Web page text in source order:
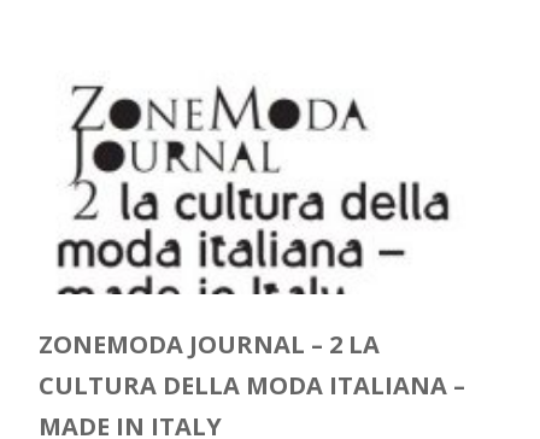
ZONEMODA JOURNAL – 2 LA
CULTURA DELLA MODA ITALIANA –
MADE IN ITALY